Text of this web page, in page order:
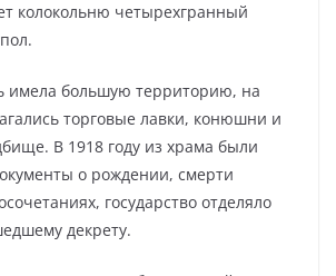
колокольню четырехгранный
имела большую территорию, на
торговые лавки, конюшни и
В 1918 году из храма были
о рождении, смерти
государство отделяло
декрету.